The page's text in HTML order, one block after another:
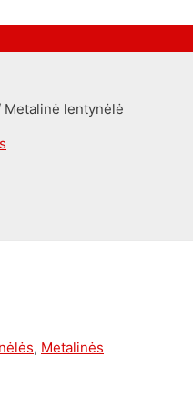
Metalinė lentynėlė
, Metalinės